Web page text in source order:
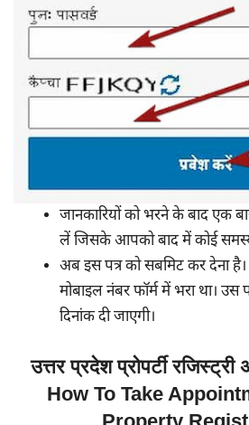
जानकारियों को भरने के बाद एक
लें जिसके आपको बाद में कोई
अब इस पत्र को सबमिट कर देना
मोबाइल नंबर फॉर्म में भरा था। उस
दिनांक दी जाएगी।
उत्तर प्रदेश प्रोपर्टी
How To Take
Property